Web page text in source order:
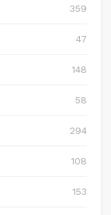
359
47
148
58
294
108
153